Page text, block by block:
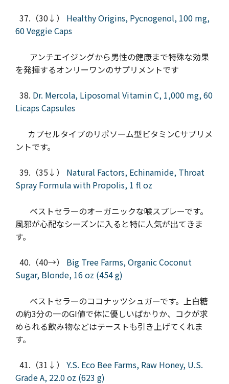
37.（30↓） Healthy Origins, Pycnogenol, 100 mg,
60 Veggie Caps
アンチエイジングから男性の健康まで特殊な効果
を発揮するオンリーワンのサプリメントです
38. Dr. Mercola, Liposomal Vitamin C, 1,000 mg, 60
Licaps Capsules
カプセルタイプのリポソーム型ビタミンCサプリメ
ントです。
39.（35↓） Natural Factors, Echinamide, Throat
Spray Formula with Propolis, 1 fl oz
ベストセラーのオーガニックな喉スプレーです。
風邪が心配なシーズンに入ると特に人気が出てきま
す。
40.（40→） Big Tree Farms, Organic Coconut
Sugar, Blonde, 16 oz (454 g)
ベストセラーのココナッツシュガーです。上白糖
の約3分の一のGI値で体に優しいばかりか、コクが求
められる飲み物などはテーストも引き上げてくれま
す。
41.（31↓） Y.S. Eco Bee Farms, Raw Honey, U.S.
Grade A, 22.0 oz (623 g)